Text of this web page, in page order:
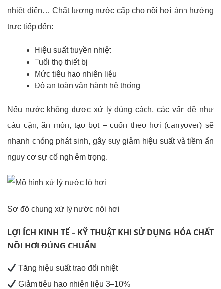
nhiệt điện… Chất lượng nước cấp cho nồi hơi ảnh hưởng
trực tiếp đến:
Hiệu suất truyền nhiệt
Tuổi thọ thiết bị
Mức tiêu hao nhiên liệu
Độ an toàn vận hành hệ thống
Nếu nước không được xử lý đúng cách, các vấn đề như
cáu cặn, ăn mòn, tạo bọt – cuốn theo hơi (carryover) sẽ
nhanh chóng phát sinh, gây suy giảm hiệu suất và tiềm ẩn
nguy cơ sự cố nghiêm trọng.
Sơ đồ chung xử lý nước nồi hơi
LỢI ÍCH KINH TẾ – KỸ THUẬT KHI SỬ DỤNG HÓA CHẤT
NỒI HƠI ĐÚNG CHUẨN
Tăng hiệu suất trao đổi nhiệt
Giảm tiêu hao nhiên liệu 3–10%